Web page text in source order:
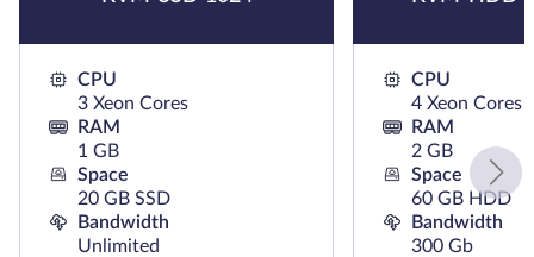
CPU
3 Xeon Cores
RAM
1 GB
Space
20 GB SSD
Bandwidth
Unlimited
CPU
4 Xeon Cores
RAM
2 GB
Space
60 GB HDD
Bandwidth
300 Gb